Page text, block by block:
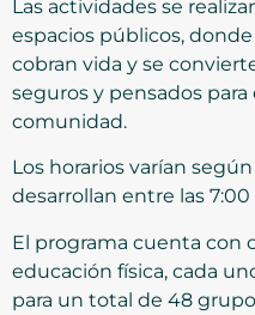
Las actividades se
espacios públicos,
cobran vida y se
seguros y pensados
comunidad.
Los horarios varían
desarrollan entre las 7:00
El programa cuenta con
educación física, cada
para un total de 48